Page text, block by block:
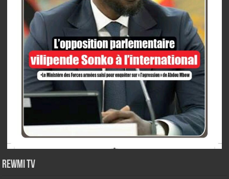
Rewmi TV